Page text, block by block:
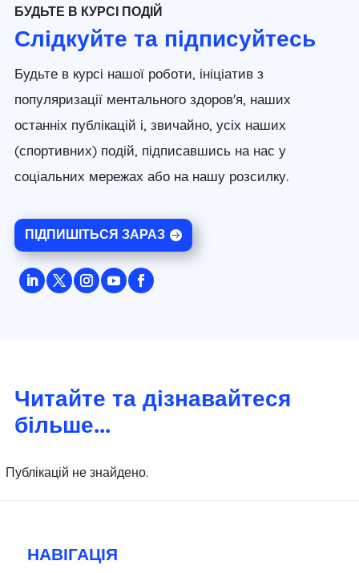
БУДЬТЕ В КУРСІ ПОДІЙ
Слідкуйте та підписуйтесь
Будьте в курсі нашої роботи, ініціатив з
популяризації ментального здоров'я, наших
останніх публікацій і, звичайно, усіх наших
(спортивних) подій, підписавшись на нас у
соціальних мережах або на нашу розсилку.
ПІДПИШІТЬСЯ ЗАРАЗ
Читайте та дізнавайтеся
більше...
Публікацій не знайдено.
НАВІГАЦІЯ